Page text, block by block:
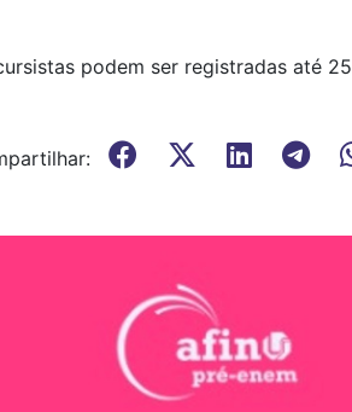
podem ser registradas até 25